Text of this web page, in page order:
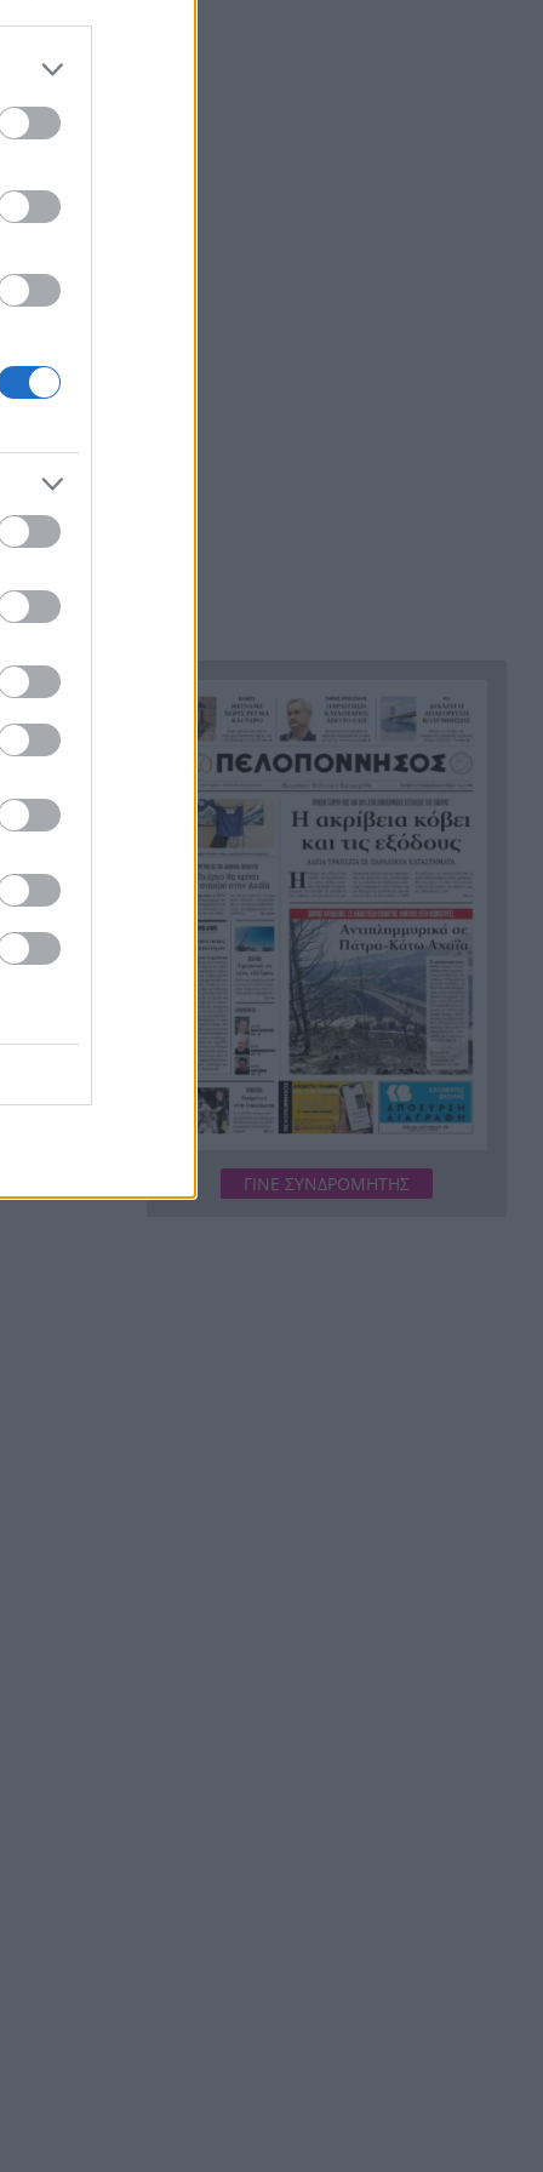
– Τι
καστροπολιτεία της
Μονεμβασίας
21:02
Σύμη: Εντοπίστηκε σορός
άνδρα στον Πανορμίτη –
Πιθανότατα ανήκει στον
αγνοούμενο Γερμανό τουρίστα
20:51 Συμφωνία Ιράν – Ομάν για νέα
ναυτιλιακή διαδρομή στα
Στενά του Ορμούζ
Ήττα-αποκλεισμός για την
Εθνική Nέων Γυναικών στο
Ευρωπαϊκό
20:33
Δικαστικό μπλόκο στους
δασμούς Τραμπ:
δισεκατομμύρια δολάρια σε
επιχειρήσεις
ΓΙΝΕ ΣΥΝΔΡΟΜΗΤΗΣ